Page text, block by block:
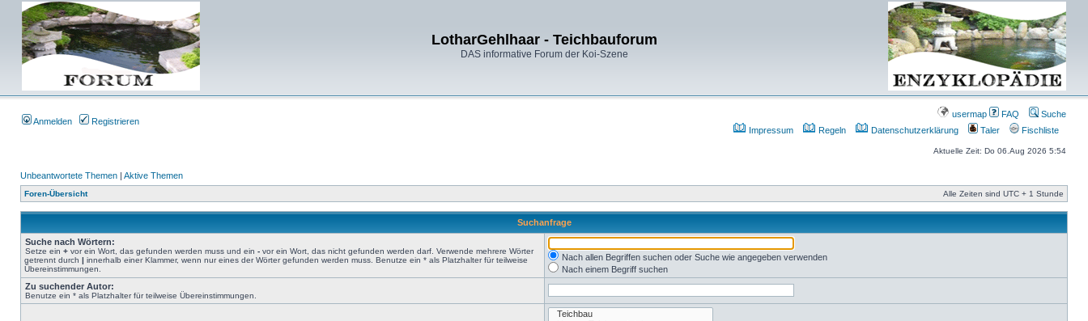
LotharGehlhaar - Teichbauforum
DAS informative Forum der Koi-Szene
Anmelden Registrieren
usermap FAQ
Suche
Impressum
Regeln Datenschutzerklärung Taler Fischliste
Aktuelle Zeit: Do 06.Aug 2026 5:54
Unbeantwortete Themen | Aktive Themen
Foren-Übersicht Alle Zeiten sind UTC + 1 Stunde
Suchanfrage
Suche nach Wörtern:
Setze ein + vor ein Wort, das gefunden werden muss und ein - vor ein Wort, das nicht gefunden werden darf. Verwende mehrere Wörter
getrennt durch | innerhalb einer Klammer, wenn nur eines der Wörter gefunden werden muss. Benutze ein * als Platzhalter für teilweise
Übereinstimmungen.
Nach allen Begriffen suchen oder Suche wie angegeben verwenden
Nach einem Begriff suchen
Zu suchender Autor:
Benutze ein * als Platzhalter für teilweise Übereinstimmungen.